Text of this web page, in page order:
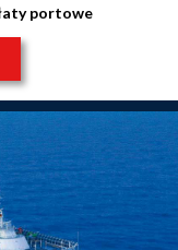
portowe